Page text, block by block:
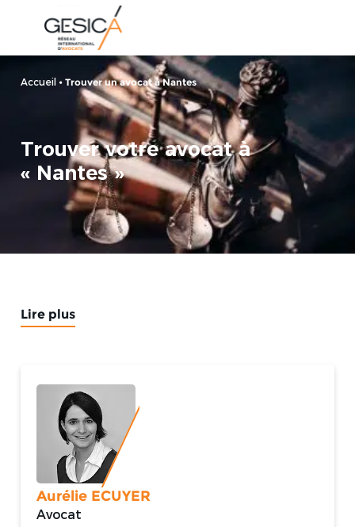
Accueil • Trouver un avocat à Nantes
Trouver votre avocat à
« Nantes »
Lire plus
Aurélie ECUYER
Avocat